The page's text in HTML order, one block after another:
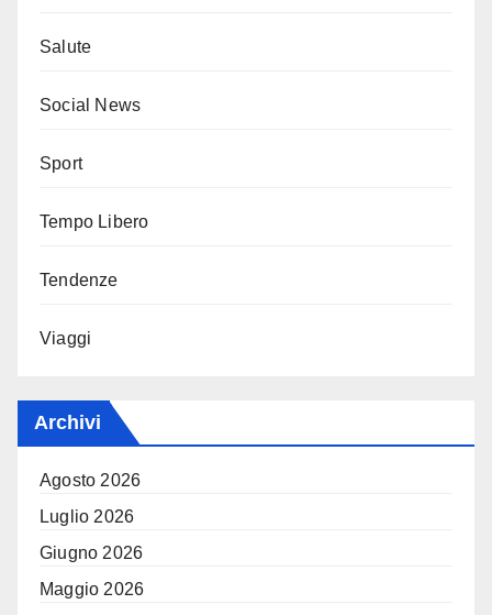
Salute
Social News
Sport
Tempo Libero
Tendenze
Viaggi
Archivi
Agosto 2026
Luglio 2026
Giugno 2026
Maggio 2026